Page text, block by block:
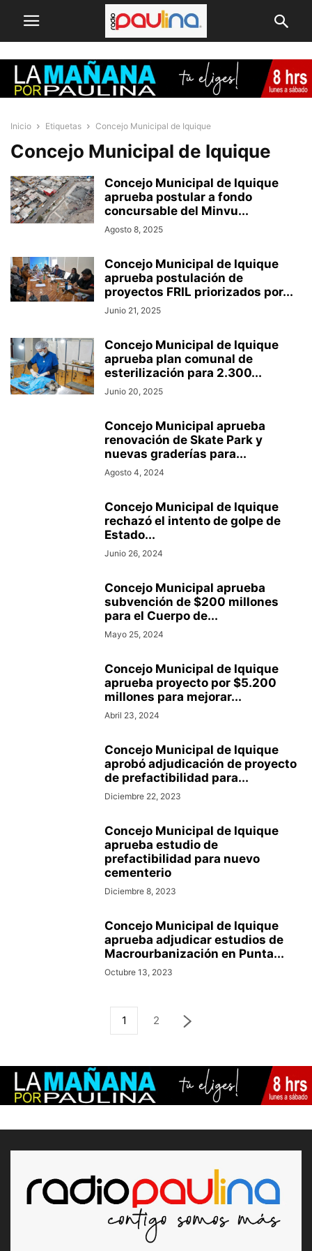
Inicio Etiquetas Concejo Municipal de Iquique
Concejo Municipal de Iquique
Concejo Municipal de Iquique
aprueba postular a fondo
concursable del Minvu...
Agosto 8, 2025
Concejo Municipal de Iquique
aprueba postulación de
proyectos FRIL priorizados por...
Junio 21, 2025
Concejo Municipal de Iquique
aprueba plan comunal de
esterilización para 2.300...
Junio 20, 2025
Concejo Municipal aprueba
renovación de Skate Park y
nuevas graderías para...
Agosto 4, 2024
Concejo Municipal de Iquique
rechazó el intento de golpe de
Estado...
Junio 26, 2024
Concejo Municipal aprueba
subvención de $200 millones
para el Cuerpo de...
Mayo 25, 2024
Concejo Municipal de Iquique
aprueba proyecto por $5.200
millones para mejorar...
Abril 23, 2024
Concejo Municipal de Iquique
aprobó adjudicación de proyecto
de prefactibilidad para...
Diciembre 22, 2023
Concejo Municipal de Iquique
aprueba estudio de
prefactibilidad para nuevo
cementerio
Diciembre 8, 2023
Concejo Municipal de Iquique
aprueba adjudicar estudios de
Macrourbanización en Punta...
Octubre 13, 2023
1 2